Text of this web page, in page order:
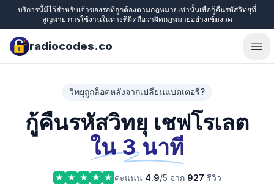
บริการนี้มีไว้สำหรับเจ้าของรถที่ถูกต้องตามกฎหมายเท่านั้นเพื่อกู้คืนรหัสวิทยุที่
สูญหาย การใช้งานในทางที่ผิดถือว่าผิดกฎหมายอย่างเข้มงวด
radiocodes.co
วิทยุถูกล็อคหลังจากเปลี่ยนแบตเตอรี่?
กู้คืนรหัสวิทยุ เชฟโรเลต
ใน 3 นาที
คะแนน 4.9/5 จาก 927 รีวิว